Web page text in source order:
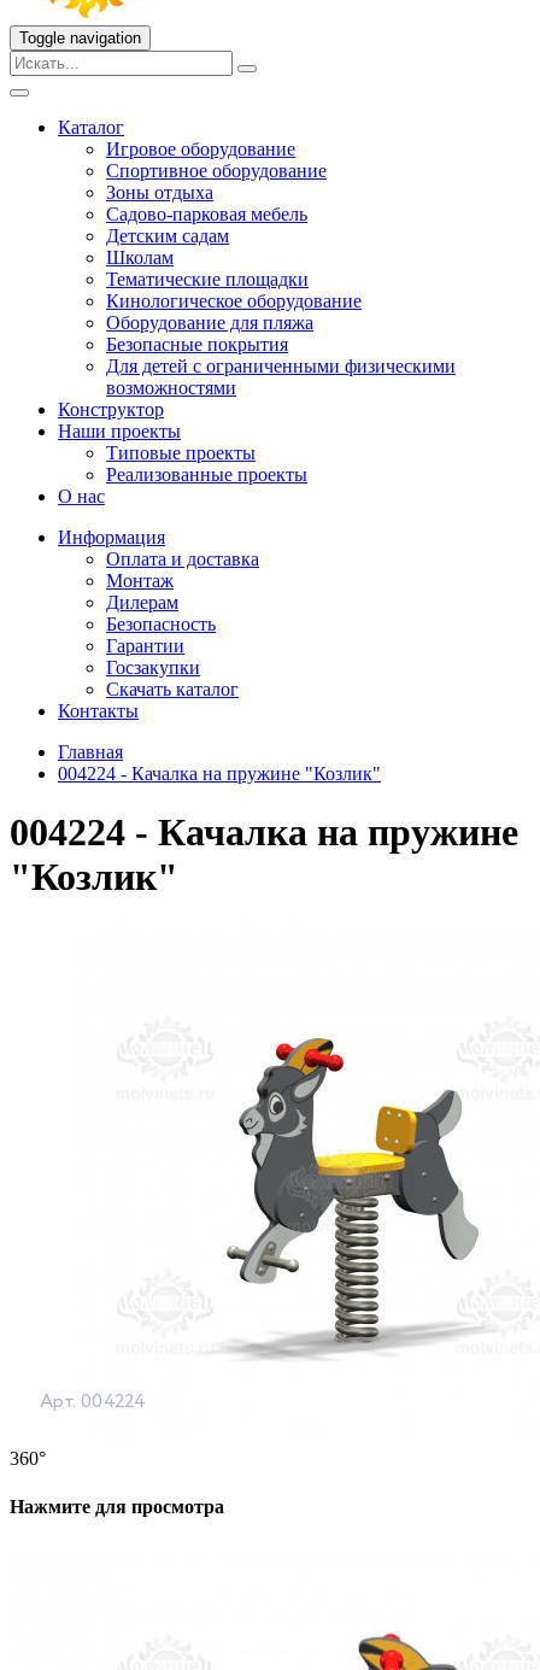
Информационные стойки
Ограждения
Безопасные покрытия
Игровые комплексы от 5 до 12 лет
Горки
Игровые элементы
Качели балансирные
Качалки на пружине
Качели
Песочницы
Песочные городки
Детские столики и скамьи
Домики-беседки
Теневые навесы и сцены
Развивающие игровые элементы
ПДД для детей
Спортивное оборудование
Кинологическое оборудование
Оборудование для пляжа
Для детей с ограниченными физическими
возможностями
Toggle navigation
Каталог
Игровое оборудование
Спортивное оборудование
Зоны отдыха
Садово-парковая мебель
Детским садам
Школам
Тематические площадки
Кинологическое оборудование
Оборудование для пляжа
Безопасные покрытия
Для детей с ограниченными физическими
возможностями
Конструктор
Наши проекты
Типовые проекты
Реализованные проекты
О нас
Информация
Оплата и доставка
Монтаж
Дилерам
Безопасность
Гарантии
Госзакупки
Скачать каталог
Контакты
Главная
004224 - Качалка на пружине "Козлик"
004224 - Качалка на пружине
"Козлик"
360°
Нажмите для просмотра